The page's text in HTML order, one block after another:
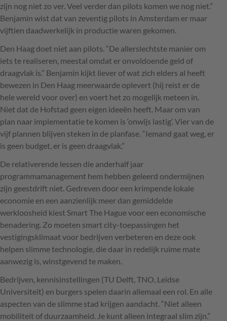
zijn nog niet zo ver. Veel verder dan pilots komen we nog niet.”
Benjamin wist dat van zeventig pilots in Amsterdam er maar
vijftien daadwerkelijk in productie waren gekomen.
Den Haag doet niet aan pilots. “De allerslechtste manier om
iets te realiseren, meestal omdat er onvoldoende geld of
draagvlak is.” Benjamin kijkt liever of wat zich elders al heeft
bewezen in Den Haag meerwaarde oplevert (hij reist er de
hele wereld voor over) en voert het zo mogelijk meteen in.
Niet dat de Hofstad geen eigen ideeën heeft. Maar om van
plan naar implementatie te komen is ‘onwijs lastig’. Vier van de
vijf plannen blijven steken in de planfase. “Iemand gaat weg, er
is geen budget, er is geen draagvlak.”
De relativerende lessen die anderhalf jaar
programmamanagement hem hebben geleerd ondermijnen
zijn geestdrift niet. Gedreven door een krimpende lokale
economie en een aanzienlijk meer dan gemiddelde
werkloosheid kiest Smart The Hague voor een economische
benadering. Zo moeten smart city-toepassingen het
vestigingsklimaat voor bedrijven verbeteren en deze ook
helpen slimme technologie, die daar in redelijk ruime mate
aanwezig is, winstgevend te maken.
Bedrijven, kennisinstellingen (TU Delft, TNO, Leidse
Universiteit) en burgers spelen daarin allemaal een rol. En alle
aspecten van de slimme stad krijgen aandacht. “Niet alleen
mobiliteit of duurzaamheid. Je kunt alleen integraal slim zijn.”